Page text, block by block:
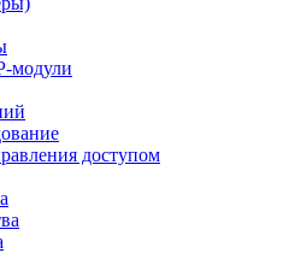
модули
доступом